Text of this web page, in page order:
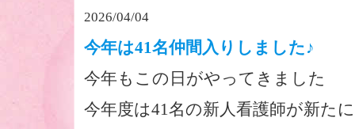
2026/04/04
今年は41名仲間入りしました♪
今年もこの日がやってきました
今年度は41名の新人看護師が新た